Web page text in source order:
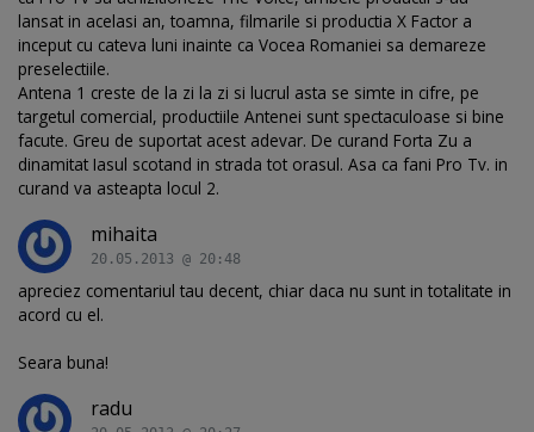
lansat in acelasi an, toamna, filmarile si productia X Factor a
inceput cu cateva luni inainte ca Vocea Romaniei sa demareze
preselectiile.
Antena 1 creste de la zi la zi si lucrul asta se simte in cifre, pe
targetul comercial, productiile Antenei sunt spectaculoase si bine
facute. Greu de suportat acest adevar. De curand Forta Zu a
dinamitat Iasul scotand in strada tot orasul. Asa ca fani Pro Tv. in
curand va asteapta locul 2.
mihaita
20.05.2013 @ 20:48
apreciez comentariul tau decent, chiar daca nu sunt in totalitate in
acord cu el.
Seara buna!
radu